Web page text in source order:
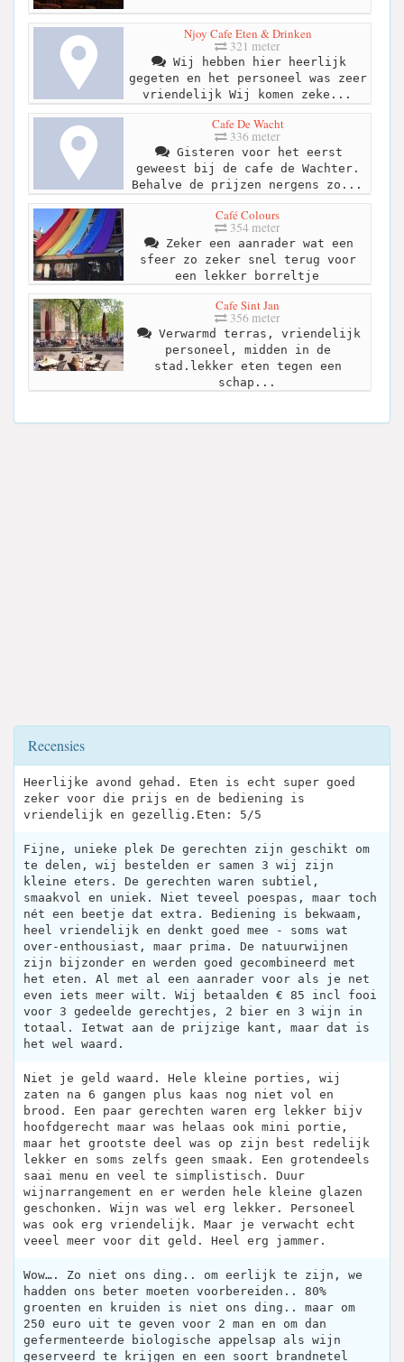
Njoy Cafe Eten & Drinken
321 meter
Wij hebben hier heerlijk
gegeten en het personeel was zeer
vriendelijk Wij komen zeke...
Cafe De Wacht
336 meter
Gisteren voor het eerst
geweest bij de cafe de Wachter.
Behalve de prijzen nergens zo...
Café Colours
354 meter
Zeker een aanrader wat een
sfeer zo zeker snel terug voor
een lekker borreltje
Cafe Sint Jan
356 meter
Verwarmd terras, vriendelijk
personeel, midden in de
stad.lekker eten tegen een
schap...
Recensies
Heerlijke avond gehad. Eten is echt super goed
zeker voor die prijs en de bediening is
vriendelijk en gezellig.Eten: 5/5
Fijne, unieke plek De gerechten zijn geschikt om
te delen, wij bestelden er samen 3 wij zijn
kleine eters. De gerechten waren subtiel,
smaakvol en uniek. Niet teveel poespas, maar toch
nét een beetje dat extra. Bediening is bekwaam,
heel vriendelijk en denkt goed mee - soms wat
over-enthousiast, maar prima. De natuurwijnen
zijn bijzonder en werden goed gecombineerd met
het eten. Al met al een aanrader voor als je net
even iets meer wilt. Wij betaalden € 85 incl fooi
voor 3 gedeelde gerechtjes, 2 bier en 3 wijn in
totaal. Ietwat aan de prijzige kant, maar dat is
het wel waard.
Niet je geld waard. Hele kleine porties, wij
zaten na 6 gangen plus kaas nog niet vol en
brood. Een paar gerechten waren erg lekker bijv
hoofdgerecht maar was helaas ook mini portie,
maar het grootste deel was op zijn best redelijk
lekker en soms zelfs geen smaak. Een grotendeels
saai menu en veel te simplistisch. Duur
wijnarrangement en er werden hele kleine glazen
geschonken. Wijn was wel erg lekker. Personeel
was ook erg vriendelijk. Maar je verwacht echt
veeel meer voor dit geld. Heel erg jammer.
Wow…. Zo niet ons ding.. om eerlijk te zijn, we
hadden ons beter moeten voorbereiden.. 80%
groenten en kruiden is niet ons ding.. maar om
250 euro uit te geven voor 2 man en om dan
gefermenteerde biologische appelsap als wijn
geserveerd te krijgen en een soort brandnetel